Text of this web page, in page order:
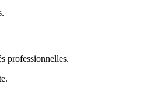
professionnelles.